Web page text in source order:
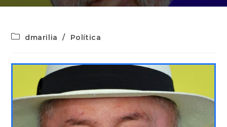
dmarilia / Política